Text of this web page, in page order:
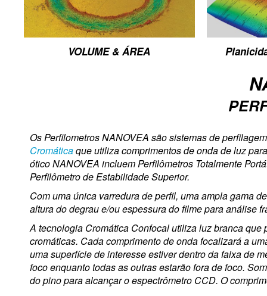
VOLUME & ÁREA
Os Perfilometros NANOVEA são sistemas de
Cromáticaque utiliza comprimentos de onda de luz
ótico NANOVEA incluem Perfilômetros Totalmente
Perfilômetro de Estabilidade Superior.
Com uma única varredura de perfil, uma ampla gama
altura do degrau e/ou espessura do filme para análise
A tecnologia Cromática Confocal utiliza luz branca
cromáticas. Cada comprimento de onda focalizará a
uma superfície de interesse estiver dentro da faixa de
foco enquanto todas as outras estarão fora de foco.
do pino para alcançar o espectrômetro CCD. O